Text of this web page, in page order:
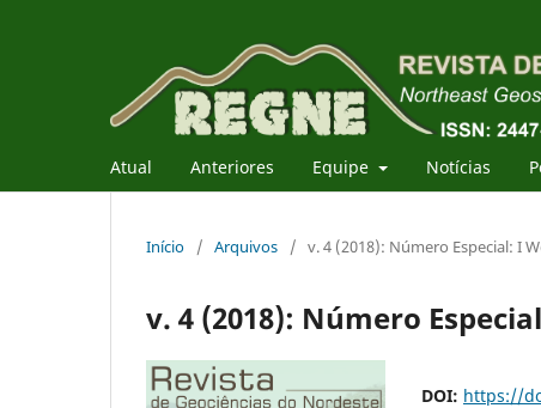
Atual Anteriores Equipe Notícias
Início / Arquivos / v. 4 (2018): Número Especial: I
v. 4 (2018): Número
DOI: https://